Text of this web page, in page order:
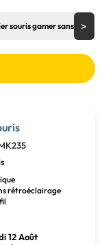
souris gamer sans fil
rétroéclairage
12 Août